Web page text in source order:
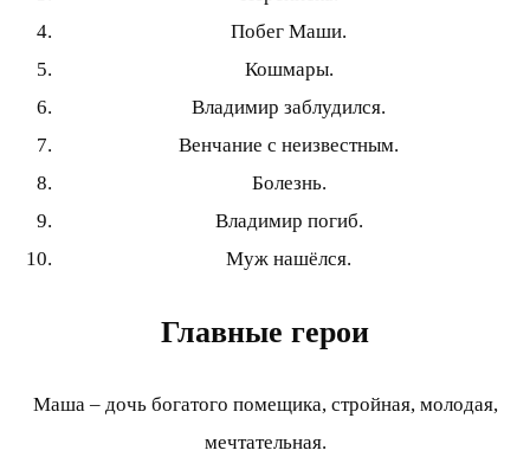
Побег Маши.
Кошмары.
Владимир заблудился.
Венчание с неизвестным.
Болезнь.
Владимир погиб.
Муж нашёлся.
Главные герои
Маша – дочь богатого помещика, стройная, молодая,
мечтательная.